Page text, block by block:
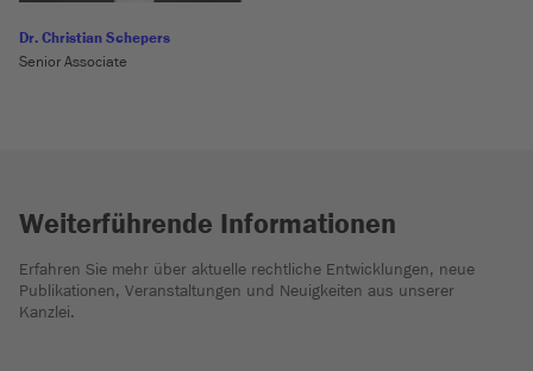
Dr. Christian Schepers
Senior Associate
Weiterführende Informationen
Erfahren Sie mehr über aktuelle rechtliche Entwicklungen, neue
Publikationen, Veranstaltungen und Neuigkeiten aus unserer
Kanzlei.